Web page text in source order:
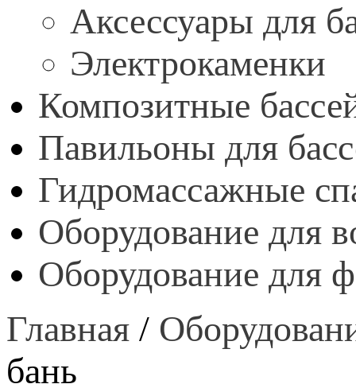
Аксессуары для
Электрокаменки
Композитные
Павильоны для
Гидромассажные
Оборудование для
Оборудование для
Главная /
бань